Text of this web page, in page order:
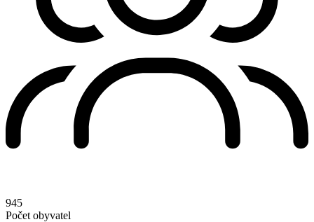
945
Počet obyvatel